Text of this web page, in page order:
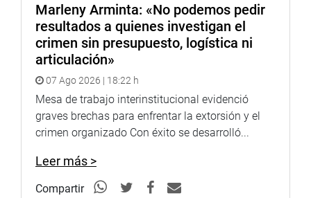
DESPACHO CONGRESAL
Marleny Arminta: «No podemos pedir
resultados a quienes investigan el
crimen sin presupuesto, logística ni
articulación»
07 Ago 2026 | 18:22 h
Mesa de trabajo interinstitucional evidenció
graves brechas para enfrentar la extorsión y el
crimen organizado Con éxito se desarrolló...
Leer más >
Compartir